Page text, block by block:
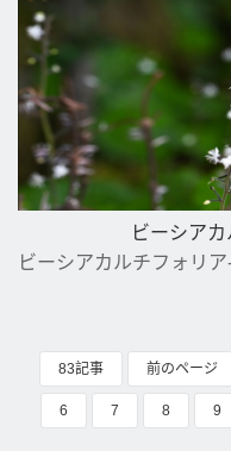
ビーシア
ビーシアカルチフォリ
83記事 前のページ
6 7 8 9